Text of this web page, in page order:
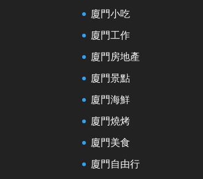
廈門小吃
廈門工作
廈門房地產
廈門景點
廈門海鮮
廈門燒烤
廈門美食
廈門自由行